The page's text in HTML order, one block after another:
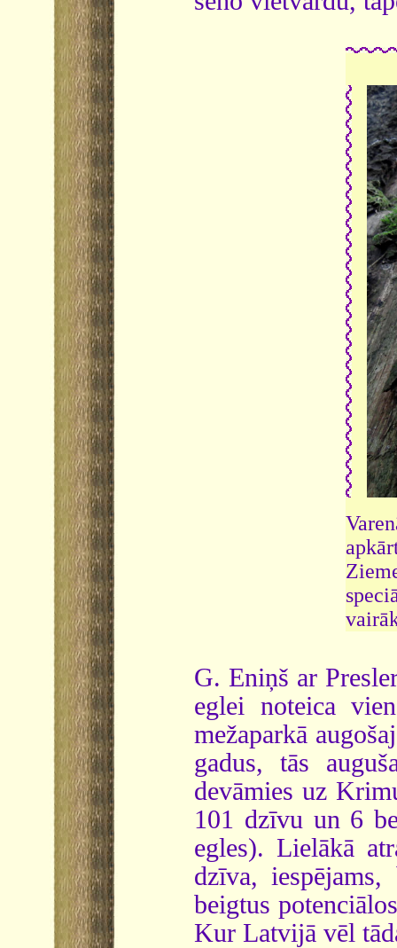
G. Eniņš ar
eglei noteica
mežaparkā
gadus, tās
devāmies uz
101 dzīvu un 6
egles). Lielākā
dzīva,
beigtus
Kur Latvijā vēl